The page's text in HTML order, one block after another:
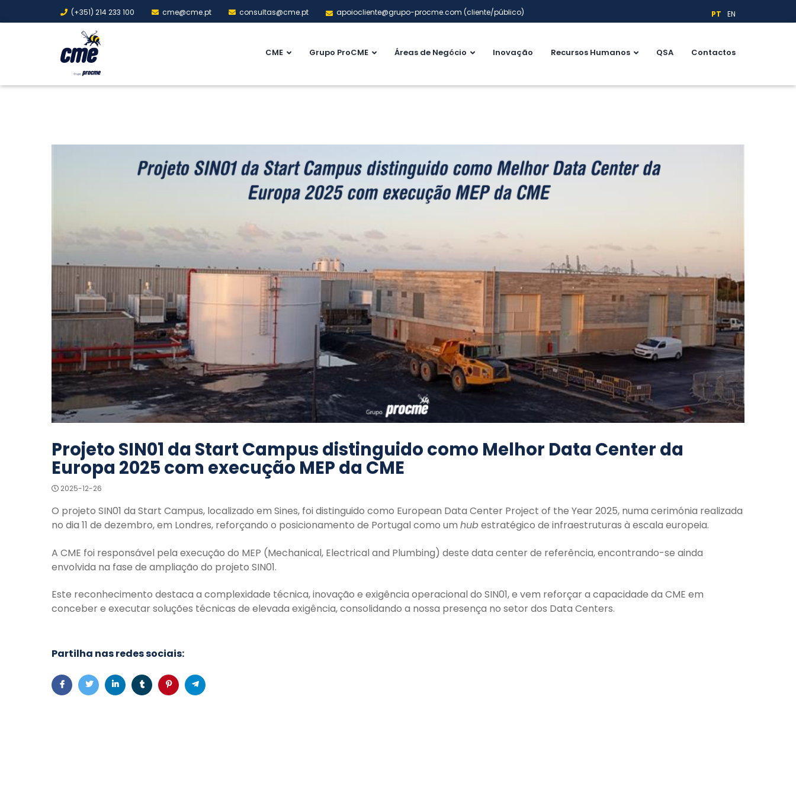
(+351) 214 233 100 cme@cme.pt consultas@cme.pt apoiocliente@grupo-procme.com (cliente/público) PT EN
CME Grupo ProCME Áreas de Negócio Inovação Recursos Humanos QSA Contactos
Projeto SIN01 da Start Campus distinguido como Melhor Data Center da
Europa 2025 com execução MEP da CME
2025-12-26
O projeto SIN01 da Start Campus, localizado em Sines, foi distinguido como European Data Center Project of the Year 2025, numa cerimónia realizada
no dia 11 de dezembro, em Londres, reforçando o posicionamento de Portugal como um hub estratégico de infraestruturas à escala europeia.
A CME foi responsável pela execução do MEP (Mechanical, Electrical and Plumbing) deste data center de referência, encontrando-se ainda
envolvida na fase de ampliação do projeto SIN01.
Este reconhecimento destaca a complexidade técnica, inovação e exigência operacional do SIN01, e vem reforçar a capacidade da CME em
conceber e executar soluções técnicas de elevada exigência, consolidando a nossa presença no setor dos Data Centers.
Partilha nas redes sociais: